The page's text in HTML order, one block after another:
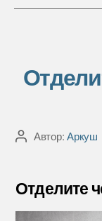
o
r
и
АвторАвтор:Аркуш
Отделите